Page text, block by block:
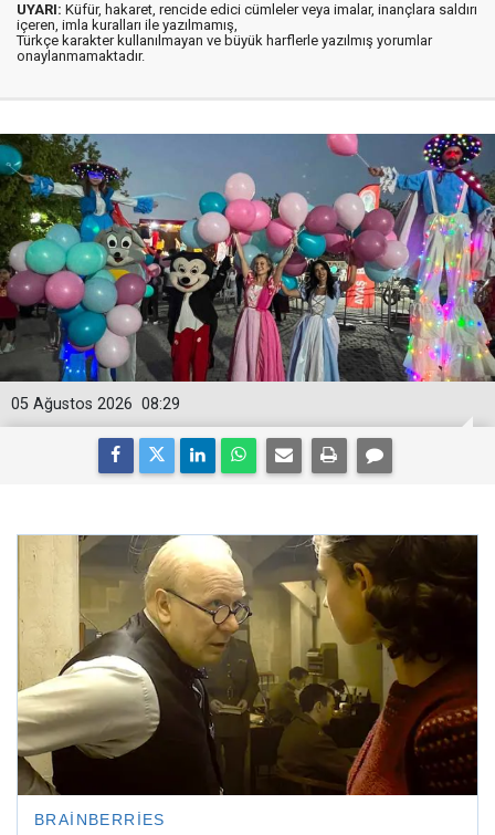
UYARI: Küfür, hakaret, rencide edici cümleler veya imalar, inançlara saldırı
içeren, imla kuralları ile yazılmamış,
Türkçe karakter kullanılmayan ve büyük harflerle yazılmış yorumlar
onaylanmamaktadır.
08:29
05 Ağustos 2026